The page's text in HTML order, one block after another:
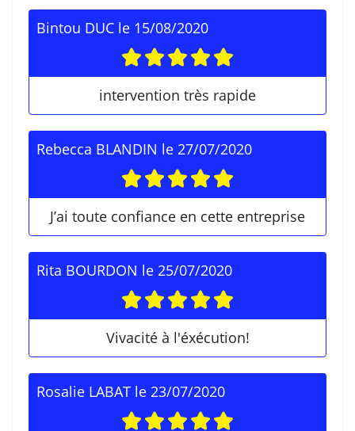
Bintou DUC le 15/08/2020
intervention très rapide
Rebecca BLANDIN le 27/07/2020
J’ai toute confiance en cette entreprise
Rita BOURDON le 25/07/2020
Vivacité à l'éxécution!
Rosalie LABAT le 23/07/2020